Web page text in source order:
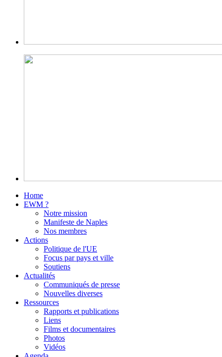
Home
EWM ?
Notre mission
Manifeste de Naples
Nos membres
Actions
Politique de l'UE
Focus par pays et ville
Soutiens
Actualités
Communiqués de presse
Nouvelles diverses
Ressources
Rapports et publications
Liens
Films et documentaires
Photos
Vidéos